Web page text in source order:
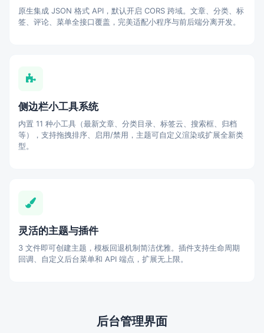
原生集成 JSON 格式 API，默认开启 CORS 跨域。文章、分类、标
签、评论、菜单全接口覆盖，完美适配小程序与前后端分离开发。
侧边栏小工具系统
内置 11 种小工具（最新文章、分类目录、标签云、搜索框、归档
等），支持拖拽排序、启用/禁用，主题可自定义渲染或扩展全新类
型。
灵活的主题与插件
3 文件即可创建主题，模板回退机制简洁优雅。插件支持生命周期
回调、自定义后台菜单和 API 端点，扩展无上限。
后台管理界面